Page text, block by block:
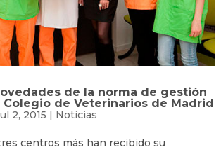
de la norma de gestión
de Veterinarios de Madrid
2, 2015 | Noticias
centros más han recibido su